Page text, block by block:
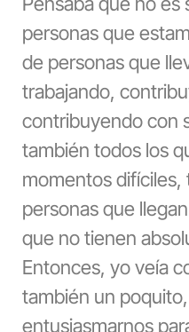
personas que
de personas que
trabajando,
contribuyendo con
también todos los
momentos difíciles,
personasque
que no tienen
Entonces, yo veía
también un
entusiasmarnos